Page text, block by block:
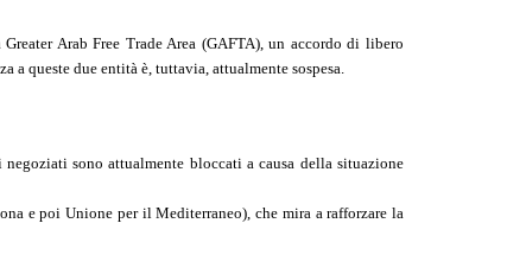
Arab Free Trade Area (GAFTA), un accordo di libero
a queste due entità è, tuttavia, attualmente sospesa.
sono attualmente bloccati a causa della situazione
e poi Unione per il Mediterraneo), che mira a rafforzare la